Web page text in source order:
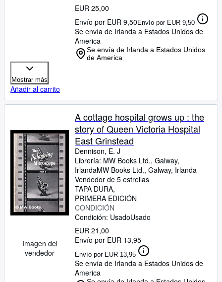
EUR 25,00
Envío por EUR 9,50Envío por EUR 9,50
Se envía de Irlanda a Estados Unidos de
America
Se envía de Irlanda a Estados Unidos
de America
Mostrar más
Añadir al carrito
Imagen del
vendedor
A cottage hospital grows up : the
story of Queen Victoria Hospital
East Grinstead
Dennison, E. J
Librería: MW Books Ltd., Galway,
IrlandaMW Books Ltd., Galway, Irlanda
Vendedor de 5 estrellas
TAPA DURA
PRIMERA EDICIÓN
CONDICIÓN
Condición: UsadoUsado
EUR 21,00
Envío por EUR 13,95
Envío por EUR 13,95
Se envía de Irlanda a Estados Unidos de
America